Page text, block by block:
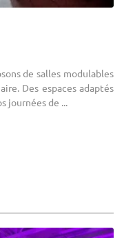
de salles modulables
Des espaces adaptés
journées de ...